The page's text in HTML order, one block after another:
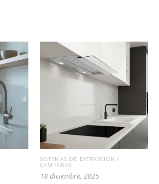
SISTEMAS DE EXTRACCIÓN /
CAMPANAS
18 diciembre, 2025